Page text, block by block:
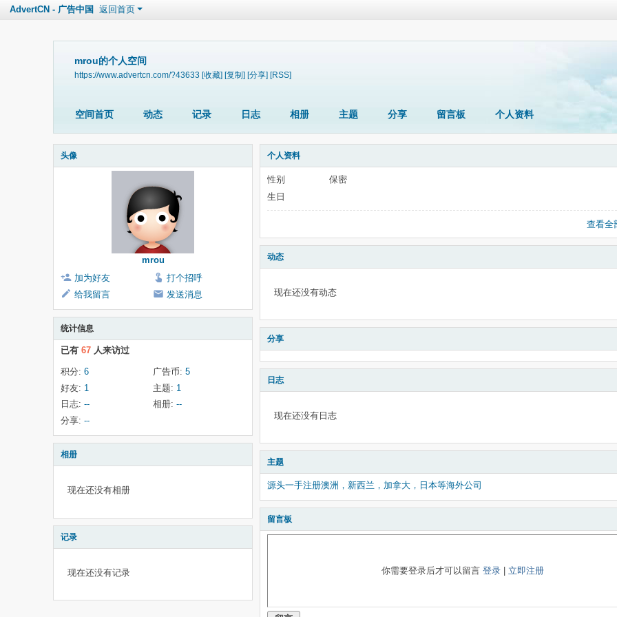
AdvertCN - 广告中国 返回首页
mrou的个人空间
https://www.advertcn.com/?43633 [收藏] [复制] [分享] [RSS]
空间首页 动态 记录 日志 相册 主题 分享 留言板 个人资料
头像
mrou
加为好友
打个招呼
给我留言
发送消息
统计信息
已有 67 人来访过
积分: 6 广告币: 5
好友: 1 主题: 1
日志: -- 相册: --
分享: --
相册
现在还没有相册
记录
现在还没有记录
个人资料
性别
保密
生日
查看全
动态
现在还没有动态
分享
日志
现在还没有日志
主题
源头一手注册澳洲，新西兰，加拿大，日本等海外公司
留言板
你需要登录后才可以留言 登录 立即注册